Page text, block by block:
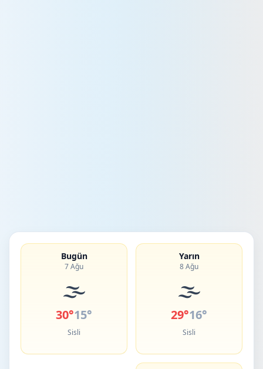
Bugün
7 Ağu
🌫️
30°15°
Sisli
Yarın
8 Ağu
🌫️
29°16°
Sisli